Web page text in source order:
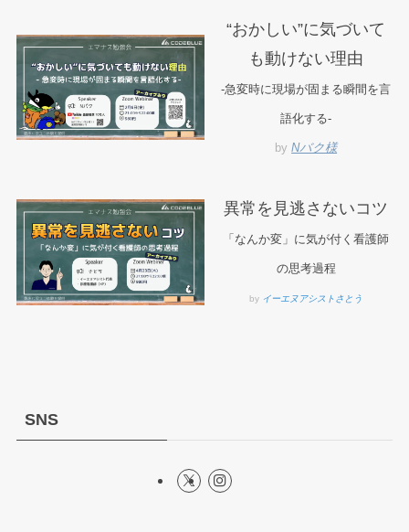
“おかしい”に気づいて
も動けない理由
-急変時に現場が固まる瞬間を言
語化する-
byNバク様
異常を見逃さないコツ
「なんか変」に気が付く看護師
の思考過程
by イーエヌアシストさとう
SNS